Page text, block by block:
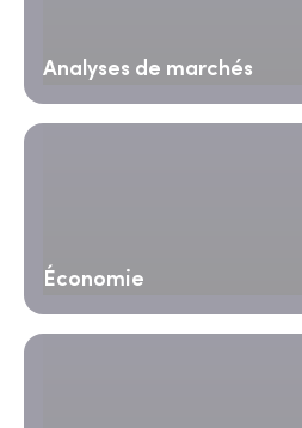
Analyses de marchés
Économie